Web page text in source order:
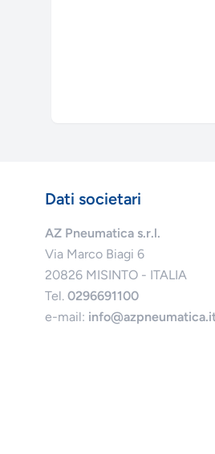
Dati societari
AZ Pneumatica s.r.l.
Via Marco Biagi 6
20826 MISINTO - ITALIA
Tel. 0296691100
e-mail: